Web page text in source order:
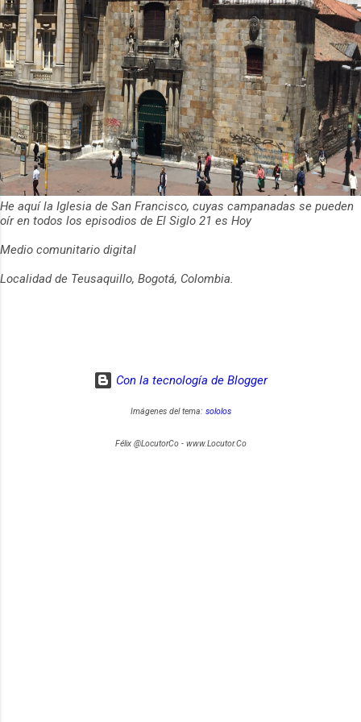
He aquí la Iglesia de San Francisco, cuyas campanadas se pueden
oír en todos los episodios de El Siglo 21 es Hoy
Medio comunitario digital
Localidad de Teusaquillo, Bogotá, Colombia.
Con la tecnología de Blogger
Imágenes del tema: sololos
Félix @LocutorCo - www.Locutor.Co